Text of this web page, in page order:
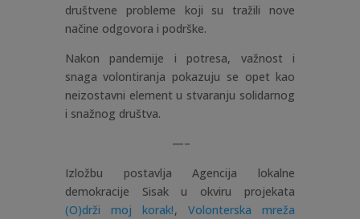
društvene probleme koji su tražili nove
načine odgovora i podrške.
Nakon pandemije i potresa, važnost i
snaga volontiranja pokazuju se opet kao
neizostavni element u stvaranju solidarnog
i snažnog društva.
—–
Izložbu postavlja Agencija lokalne
demokracije Sisak u okviru projekata
(O)drži moj korak!, Volonterska mreža